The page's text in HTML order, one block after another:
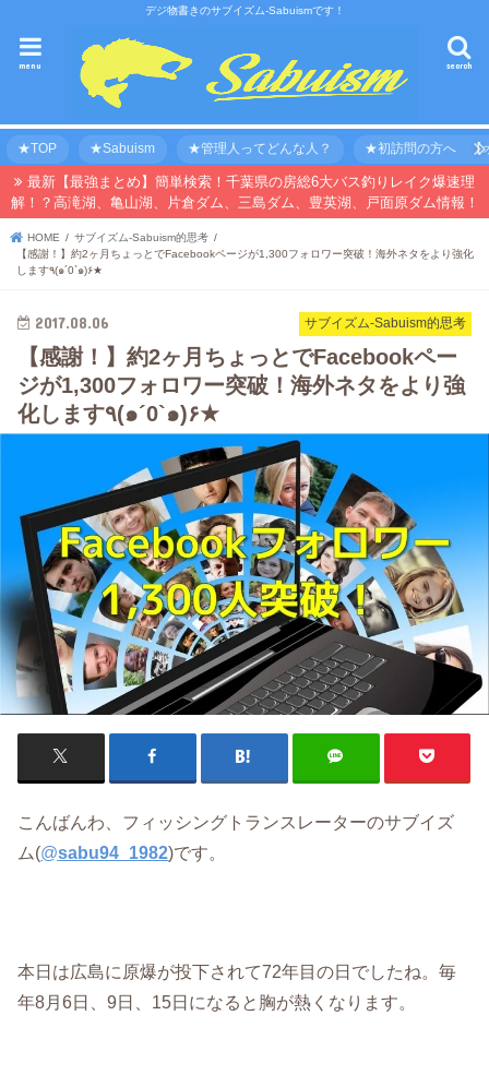
デジ物書きのサブイズム-Sabuismです！
search
menu
★TOP ★Sabuism ★管理人ってどんな人？ ★初訪問の方へ 【
最新【最強まとめ】簡単検索！千葉県の房総6大バス釣りレイク爆速理
解！？高滝湖、亀山湖、片倉ダム、三島ダム、豊英湖、戸面原ダム情報！
HOME
サブイズム-Sabuism的思考
【感謝！】約2ヶ月ちょっとでFacebookページが1,300フォロワー突破！海外ネタをより強化
します٩(๑´0`๑)۶★
サブイズム-Sabuism的思考
2017.08.06
【感謝！】約2ヶ月ちょっとでFacebookペー
ジが1,300フォロワー突破！海外ネタをより強
化します٩(๑´0`๑)۶★
こんばんわ、フィッシングトランスレーターのサブイズ
ム(@sabu94_1982)です。
本日は広島に原爆が投下されて72年目の日でしたね。毎
年8月6日、9日、15日になると胸が熱くなります。